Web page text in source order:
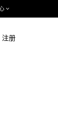
注册